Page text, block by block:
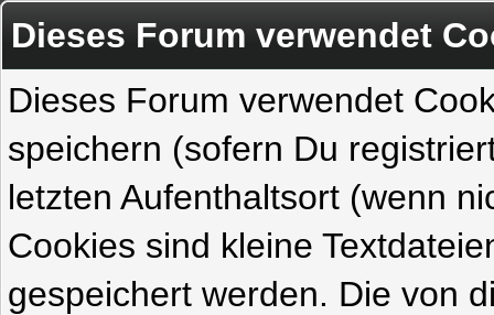
Dieses Forum verwendet
Dieses Forum verwendet
speichern (sofern Du
letzten Aufenthaltsort (wenn
Cookies sind kleine
gespeichert werden. Die von